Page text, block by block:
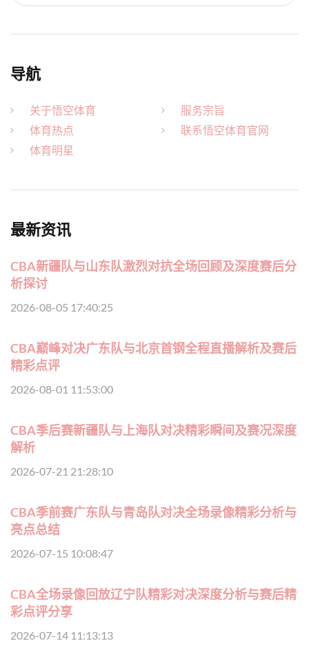
导航
关于悟空体育
体育热点
体育明星
服务宗旨
联系悟空体育官网
最新资讯
CBA新疆队与山东队激烈对抗全场回顾及深度赛后分
析探讨
2026-08-05 17:40:25
CBA巅峰对决广东队与北京首钢全程直播解析及赛后
精彩点评
2026-08-01 11:53:00
CBA季后赛新疆队与上海队对决精彩瞬间及赛况深度
解析
2026-07-21 21:28:10
CBA季前赛广东队与青岛队对决全场录像精彩分析与
亮点总结
2026-07-15 10:08:47
CBA全场录像回放辽宁队精彩对决深度分析与赛后精
彩点评分享
2026-07-14 11:13:13